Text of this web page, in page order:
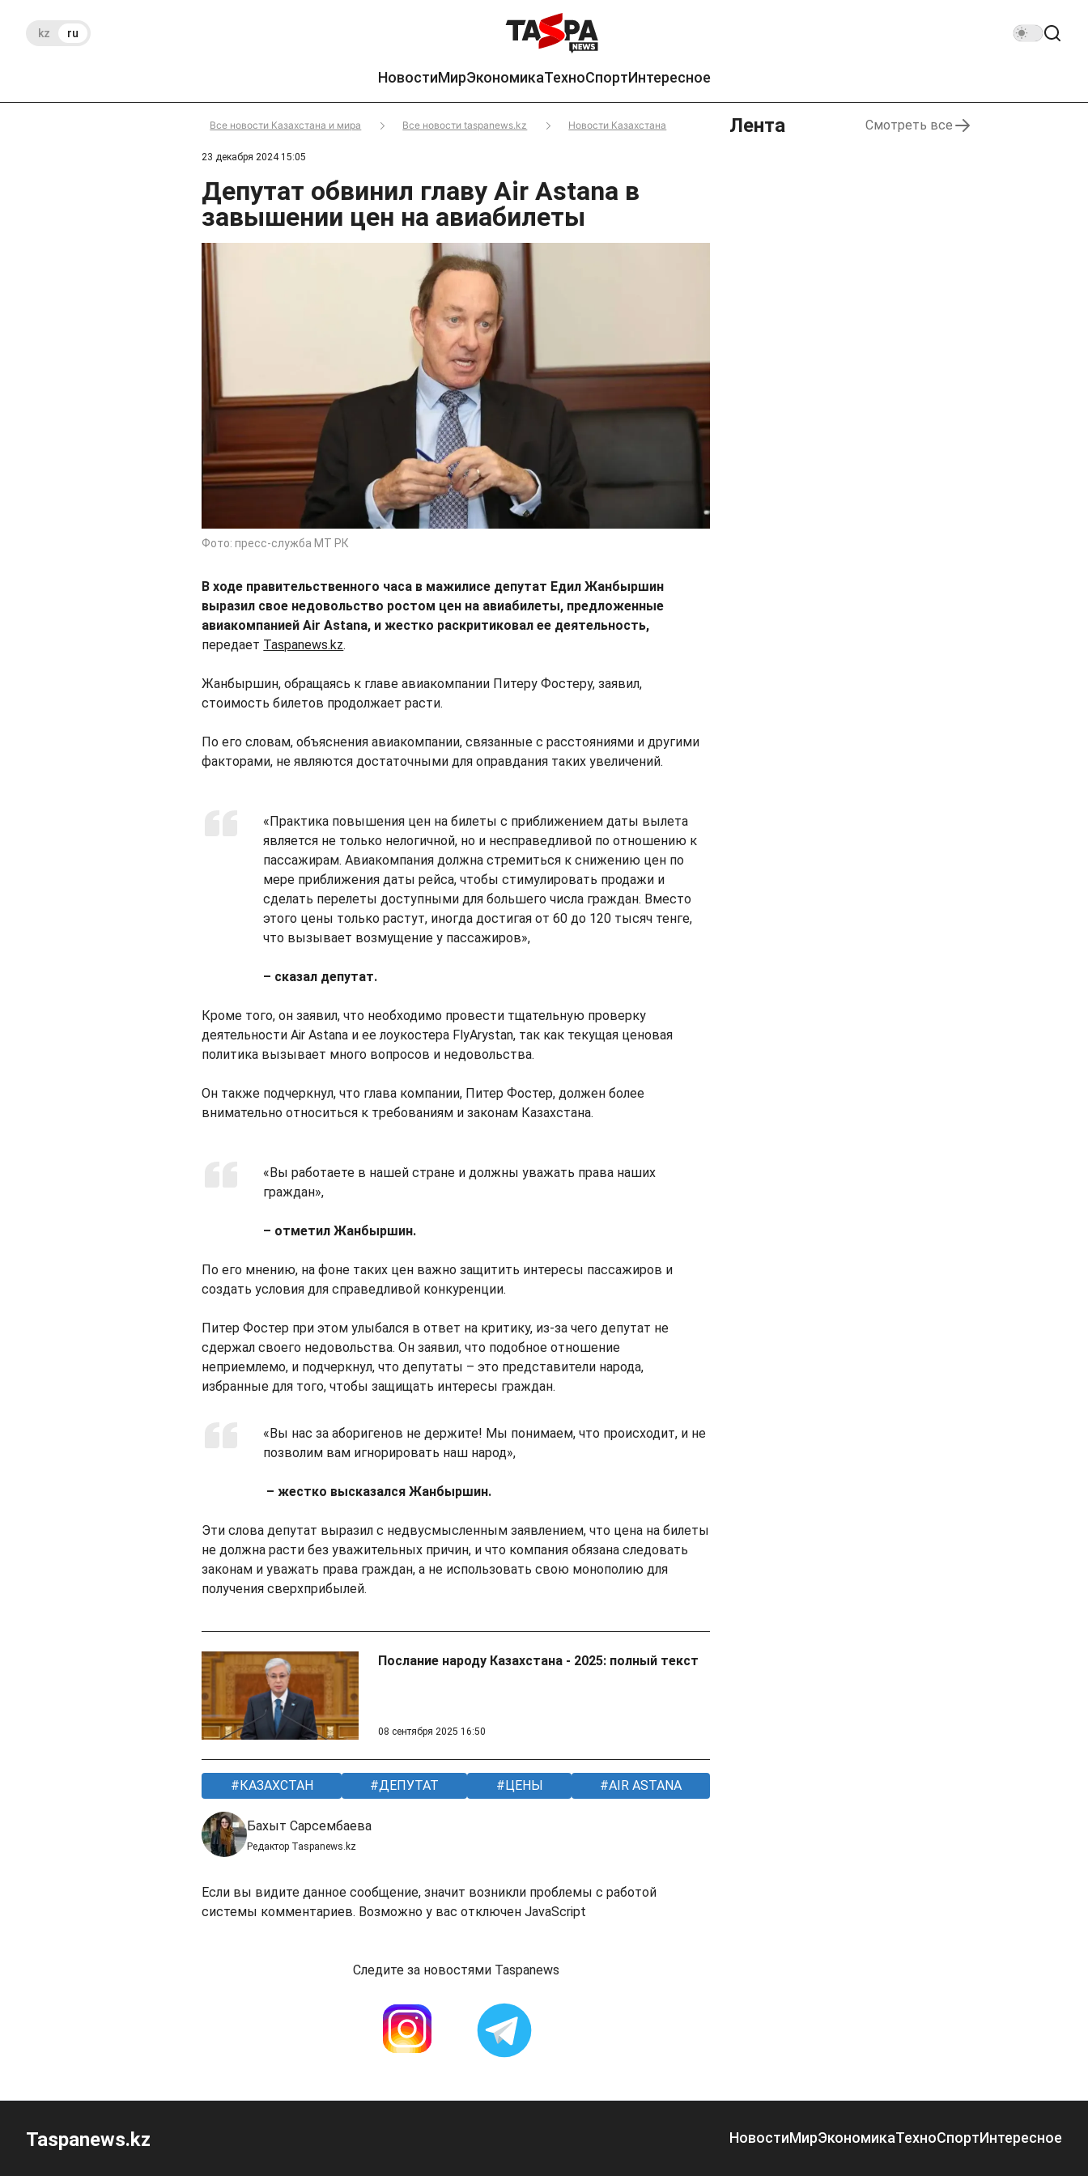
kz ru
НовостиМирЭкономикаТехноСпортИнтересное
Все новости Казахстана и мира Все новости taspanews.kz Новости Казахстана
23 декабря 2024 15:05
Депутат обвинил главу Air Astana в
завышении цен на авиабилеты
Фото: пресс-служба МТ РК
В ходе правительственного часа в мажилисе депутат Едил Жанбыршин
выразил свое недовольство ростом цен на авиабилеты, предложенные
авиакомпанией Air Astana, и жестко раскритиковал ее деятельность,
передает Taspanews.kz.
Жанбыршин, обращаясь к главе авиакомпании Питеру Фостеру, заявил,
стоимость билетов продолжает расти.
По его словам, объяснения авиакомпании, связанные с расстояниями и другими
факторами, не являются достаточными для оправдания таких увеличений.
«Практика повышения цен на билеты с приближением даты вылета
является не только нелогичной, но и несправедливой по отношению к
пассажирам. Авиакомпания должна стремиться к снижению цен по
мере приближения даты рейса, чтобы стимулировать продажи и
сделать перелеты доступными для большего числа граждан. Вместо
этого цены только растут, иногда достигая от 60 до 120 тысяч тенге,
что вызывает возмущение у пассажиров»,
– сказал депутат.
Кроме того, он заявил, что необходимо провести тщательную проверку
деятельности Air Astana и ее лоукостера FlyArystan, так как текущая ценовая
политика вызывает много вопросов и недовольства.
Он также подчеркнул, что глава компании, Питер Фостер, должен более
внимательно относиться к требованиям и законам Казахстана.
«Вы работаете в нашей стране и должны уважать права наших
граждан»,
– отметил Жанбыршин.
По его мнению, на фоне таких цен важно защитить интересы пассажиров и
создать условия для справедливой конкуренции.
Питер Фостер при этом улыбался в ответ на критику, из-за чего депутат не
сдержал своего недовольства. Он заявил, что подобное отношение
неприемлемо, и подчеркнул, что депутаты – это представители народа,
избранные для того, чтобы защищать интересы граждан.
«Вы нас за аборигенов не держите! Мы понимаем, что происходит, и не
позволим вам игнорировать наш народ»,
– жестко высказался Жанбыршин.
Эти слова депутат выразил с недвусмысленным заявлением, что цена на билеты
не должна расти без уважительных причин, и что компания обязана следовать
законам и уважать права граждан, а не использовать свою монополию для
получения сверхприбылей.
Послание народу Казахстана - 2025: полный текст
08 сентября 2025 16:50
КАЗАХСТАН ДЕПУТАТ ЦЕНЫ AIR ASTANA
Бахыт Сарсембаева
Редактор Taspanews.kz
Если вы видите данное сообщение, значит возникли проблемы с работой
системы комментариев. Возможно у вас отключен JavaScript
Следите за новостями Taspanews
Лента Смотреть все
Taspanews.kz НовостиМирЭкономикаТехноСпортИнтересное